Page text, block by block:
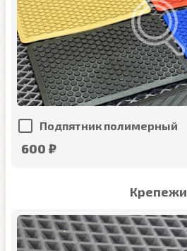
Подпятник полимерный
600 ₽
Крепежи